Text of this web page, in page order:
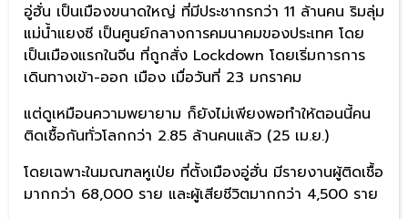
อู่ฮั่น เป็นเมืองขนาดใหญ่ ที่มีประชากรกว่า 11 ล้านคน ริมลุ่ม
แม่น้ำแยงซี เป็นศูนย์กลางการคมนาคมของประเทศ โดย
เป็นเมืองแรกในจีน ที่ถูกสั่ง Lockdown โดยเริ่มการการ
เดินทางเข้า-ออก เมือง เมื่อวันที่ 23 มกราคม
แต่ดูเหมือนความพยายาม ก็ยังไม่เพียงพอทำให้ตอนนี้คน
ติดเชื้อกันทั่วโลกกว่า 2.85 ล้านคนแล้ว (25 เม.ย.)
โดยเฉพาะในมณฑลหูเป่ย ที่ตั้งเมืองอู่ฮั่น มีรายงานผู้ติดเชื้อ
มากกว่า 68,000 ราย และผู้เสียชีวิตมากกว่า 4,500 ราย